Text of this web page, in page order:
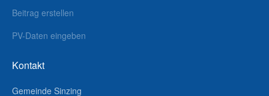
Beitrag erstellen
PV-Daten eingeben
Kontakt
Gemeinde Sinzing